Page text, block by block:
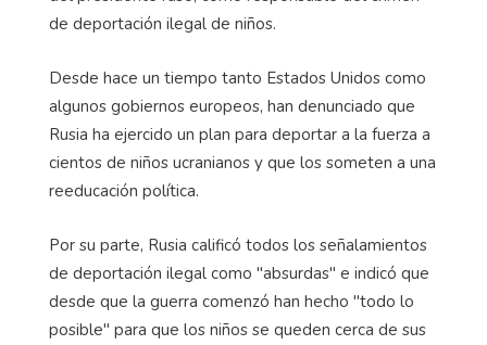
de deportación ilegal de niños.
Desde hace un tiempo tanto Estados Unidos como
algunos gobiernos europeos, han denunciado que
Rusia ha ejercido un plan para deportar a la fuerza a
cientos de niños ucranianos y que los someten a una
reeducación política.
Por su parte, Rusia calificó todos los señalamientos
de deportación ilegal como "absurdas" e indicó que
desde que la guerra comenzó han hecho "todo lo
posible" para que los niños se queden cerca de sus